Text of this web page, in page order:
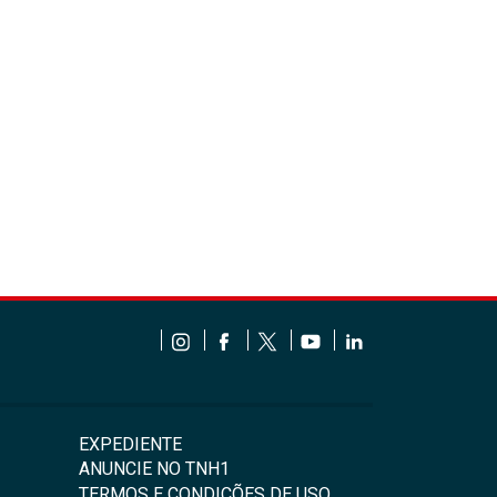
EXPEDIENTE
ANUNCIE NO TNH1